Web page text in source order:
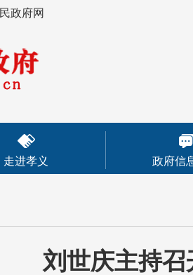
政府网
走进孝义 政府信
刘世庆主持